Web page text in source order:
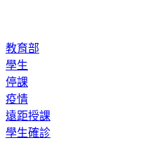
教育部
學生
停課
疫情
遠距授課
學生確診